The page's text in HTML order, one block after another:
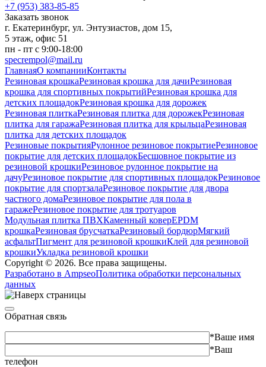
+7 (953) 383-85-85
Заказать звонок
г. Екатеринбург, ул. Энтузиастов, дом 15,
5 этаж, офис 51
пн - пт с 9:00-18:00
specrempol@mail.ru
ГлавнаяО компанииКонтакты
Резиновая крошкаРезиновая крошка для дачиРезиновая
крошка для спортивных покрытийРезиновая крошка для
детских площадокРезиновая крошка для дорожек
Резиновая плиткаРезиновая плитка для дорожекРезиновая
плитка для гаражаРезиновая плитка для крыльцаРезиновая
плитка для детских площадок
Резиновые покрытияРулонное резиновое покрытиеРезиновое
покрытие для детских площадокБесшовное покрытие из
резиновой крошкиРезиновое рулонное покрытие на
дачуРезиновое покрытие для спортивных площадокРезиновое
покрытие для спортзалаРезиновое покрытие для двора
частного домаРезиновое покрытие для пола в
гаражеРезиновое покрытие для тротуаров
Модульная плитка ПВХКаменный коверEPDM
крошкаРезиновая брусчаткаРезиновый бордюрМягкий
асфальтПигмент для резиновой крошкиКлей для резиновой
крошкиУкладка резиновой крошки
Copyright © 2026. Все права защищены.
Разработано в AmpseoПолитика обработки персональных
данных
Обратная связь
*Ваше имя
*Ваш
телефон